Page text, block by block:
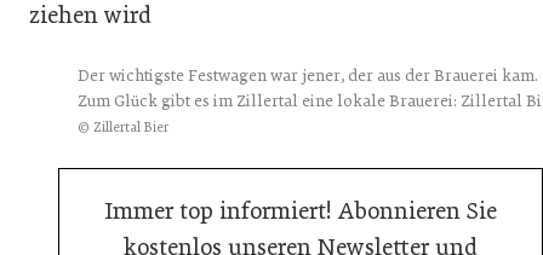
ziehen wird
Der wichtigste Festwagen war jener, der aus der Brauerei kam.
Zum Glück gibt es im Zillertal eine lokale Brauerei: Zillertal
© Zillertal Bier
Immer top informiert! Abonnieren Sie
kostenlos unseren Newsletter und